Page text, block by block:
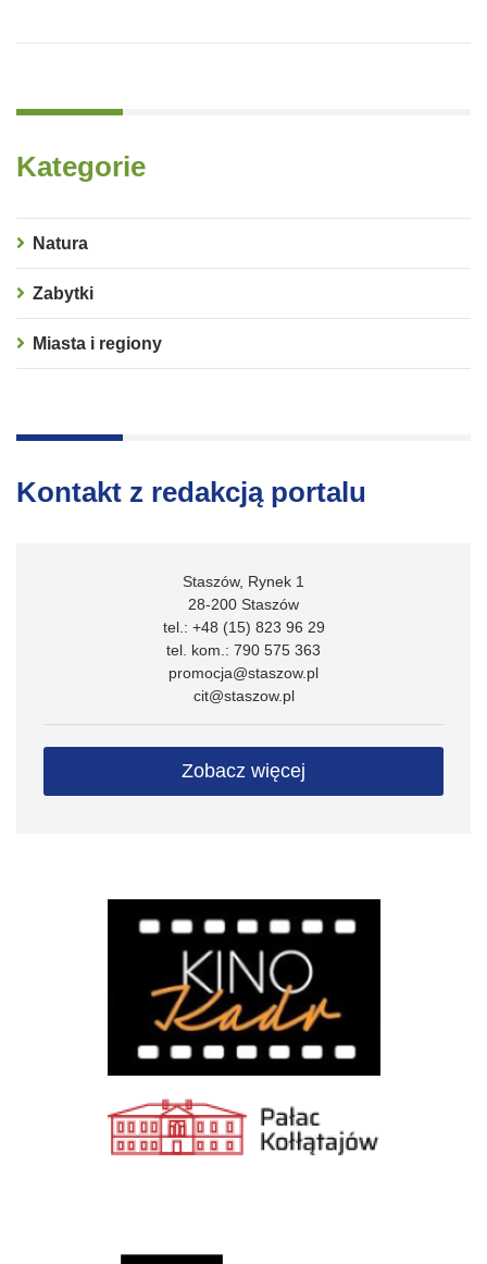
Kategorie
Natura
Zabytki
Miasta i regiony
Kontakt z redakcją portalu
Staszów, Rynek 1
28-200 Staszów
tel.: +48 (15) 823 96 29
tel. kom.: 790 575 363
promocja@staszow.pl
cit@staszow.pl
Zobacz więcej